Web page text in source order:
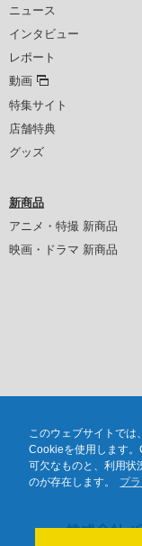
このウェブサイトでは
Cookieを使用します
可欠なものと、利用状
のが存在します。
プ
ニュース
インタビュー
レポート
動画
特集サイト
店舗特典
グッズ
新商品
アニメ・特撮 新商品
映画・ドラマ 新商品